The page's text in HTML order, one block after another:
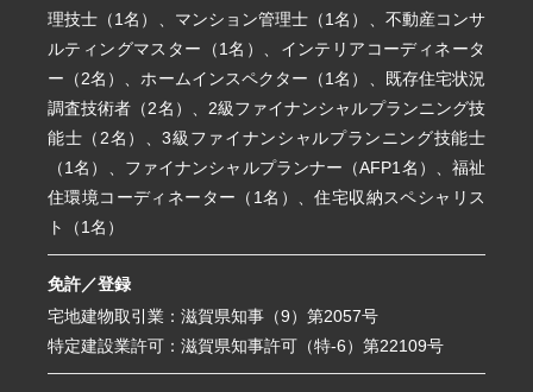
理技士（1名）、マンション管理士（1名）、不動産コンサ
ルティングマスター（1名）、インテリアコーディネータ
ー（2名）、ホームインスペクター（1名）、既存住宅状況
調査技術者（2名）、2級ファイナンシャルプランニング技
能士（2名）、3級ファイナンシャルプランニング技能士
（1名）、ファイナンシャルプランナー（AFP1名）、福祉
住環境コーディネーター（1名）、住宅収納スペシャリス
ト（1名）
免許／登録
宅地建物取引業：滋賀県知事（9）第2057号
特定建設業許可：滋賀県知事許可（特-6）第22109号